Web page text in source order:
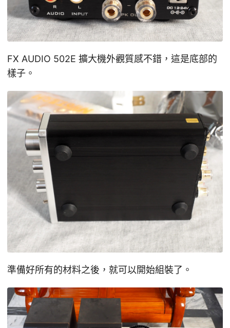
FX AUDIO 502E 擴大機外觀質感不錯，這是底部的
樣子。
準備好所有的材料之後，就可以開始組裝了。